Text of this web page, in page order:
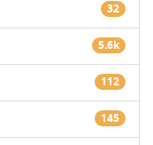
32
5.6k
112
145